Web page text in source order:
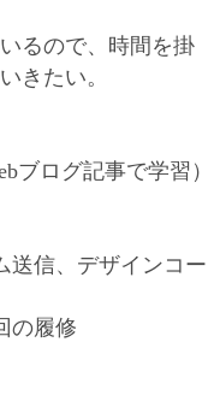
るので、時間を掛
きたい。
ブログ記事で学習）
送信、デザインコー
の履修